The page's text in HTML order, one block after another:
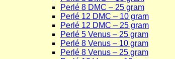
Perlé 8 DMC – 25 gram
Perlé 12 DMC – 10 gram
Perlé 12 DMC – 25 gram
Perlé 5 Venus – 25 gram
Perlé 8 Venus – 10 gram
Perlé 8 Venus – 25 gram